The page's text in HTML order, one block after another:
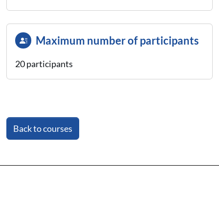
Maximum number of participants
20 participants
Back to courses